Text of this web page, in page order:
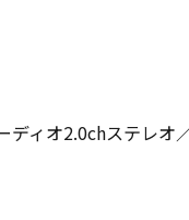
ィオ2.0chステレ